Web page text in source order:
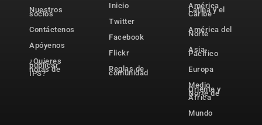
Nuestros
socios
Contáctenos
Apóyenos
¿Quieres
publicar
notas de
IPS?
Inicio
Twitter
Facebook
Flickr
Reglas de
comunidad
América
Latina y el
Caribe
América del
Norte
Asia-
Pacífico
Europa
Medio
Oriente y
Norte de
África
Mundo